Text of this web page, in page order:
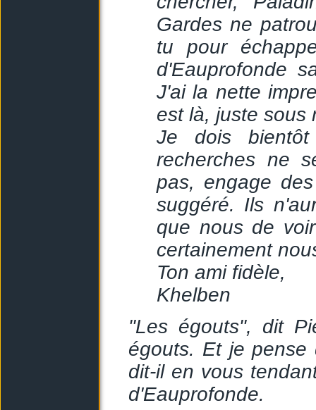
Gardes ne
tu pour
d'Eauprofonde
J'ai la nette
est là, juste sous
Je dois
recherches ne
pas, engage
suggéré. Ils
que nous de
certainement
Ton ami fidèle,
Khelben
"Les égouts", dit
égouts. Et je pense
dit-il en vous
d'Eauprofonde.